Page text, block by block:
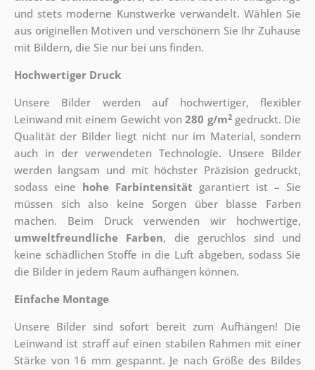
und stets moderne Kunstwerke verwandelt. Wählen Sie
aus originellen Motiven und verschönern Sie Ihr Zuhause
mit Bildern, die Sie nur bei uns finden.
Hochwertiger Druck
Unsere Bilder werden auf hochwertiger, flexibler
Leinwand mit einem Gewicht von280 g/m2gedruckt. Die
Qualität der Bilder liegt nicht nur im Material, sondern
auch in der verwendeten Technologie. Unsere Bilder
werden langsam und mit höchster Präzision gedruckt,
sodass eine hohe Farbintensität garantiert ist – Sie
müssen sich also keine Sorgen über blasse Farben
machen. Beim Druck verwenden wir hochwertige,
umweltfreundliche Farben, die geruchlos sind und
keine schädlichen Stoffe in die Luft abgeben, sodass Sie
die Bilder in jedem Raum aufhängen können.
Einfache Montage
Unsere Bilder sind sofort bereit zum Aufhängen! Die
Leinwand ist straff auf einen stabilen Rahmen mit einer
Stärke von 16 mm gespannt. Je nach Größe des Bildes